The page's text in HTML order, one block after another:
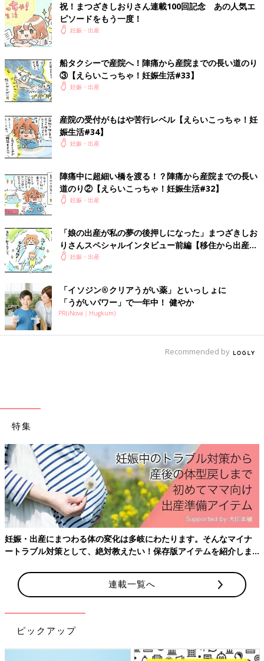
他人に話したら、だいぶ盛ってると思われるやつやないか！
と、船を待つ間、ぐるぐる考えていた私でした。
いやでも、本当に大丈夫なのか私！
本当に海上で産んでしまうのか私！！
そうなると名前もそれ系にしたほうがいいのか私！！！
しかし、さらに壮絶な出来事が待ちうけていたのでした…。
次回、
陣痛から産院までの長い道のり その②！！！
刮目せよ！島暮らし妊婦の壮絶な闘いの様を！
→「えらいこっちゃ！妊娠生活」今までのお話はこちら
瀬戸内海の小さな島、直島に移住。
現在は漫画を描きながら、５才の娘みーたんを子育て中。
インスタグラム にて、そんな娘とのゆるい日々を漫画で公開中。
◆島暮らし漫画ブログ
「なおしまぐらし＝瀬戸内海のちいさな島移住まんが＝」
◆趣味に走りまくった、オツなものを紹介する漫画ブログ
「レトロのしおり」
産【えらいこっち
ゃ！妊娠生活#30】
る！？陣痛から産院ま
での長い道のり②【え
らいこっちゃ！妊娠生
活#32】
祝！まつざきしおりさん連載100回記念 あの人気エ
ピソードをもう一度！
妊娠・出産
船タクシーで産院へ！陣痛から産院までの長い道のり
③【えらいこっちゃ！妊娠生活#33】
妊娠・出産
産院の受付がもはや苦行レベル【えらいこっちゃ！妊
娠生活#34】
妊娠・出産
陣痛中に超細い橋を渡る！？陣痛から産院までの長い
道のり②【えらいこっちゃ！妊娠生活#32】
妊娠・出産
「娘の出産が私の夢の後押しになった」まつざきしお
りさんスペシャルインタビュー前編【移住から出産ま
で】妊娠・出産
「イソジン®クリアうがい薬」といっしょに
「うがいパワー」で一年中！ 健やか
PR(iNova｜Hugkum)
Recommended by
特集
妊娠・出産にまつわる体の変化は多岐にわたります。そんなマイナ
ートラブル対策として、絶対教えたい！保存版アイテムを紹介しま
連載一覧へ
ピックアップ